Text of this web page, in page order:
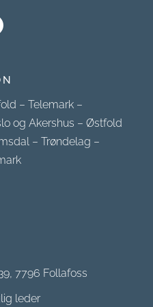
–Telemark –
og Akershus –Østfold
–Trøndelag –
7796 Follafoss
leder